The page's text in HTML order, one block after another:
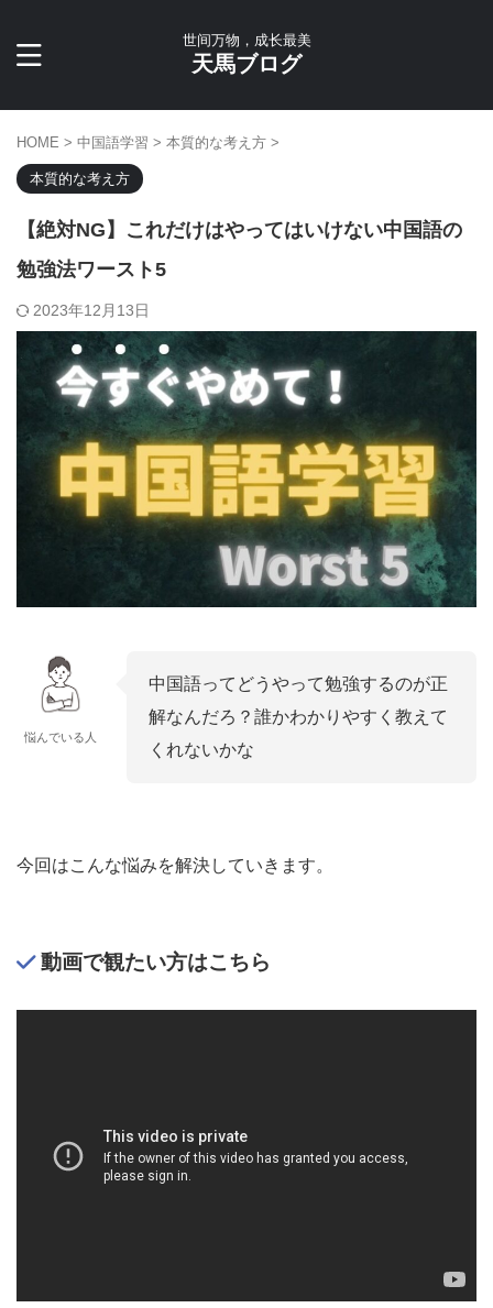
世间万物，成长最美
天馬ブログ
HOME > 中国語学習 > 本質的な考え方 >
本質的な考え方
【絶対NG】これだけはやってはいけない中国語の
勉強法ワースト5
2023年12月13日
悩んでいる人
中国語ってどうやって勉強するのが正
解なんだろ？誰かわかりやすく教えて
くれないかな
今回はこんな悩みを解決していきます。
動画で観たい方はこちら